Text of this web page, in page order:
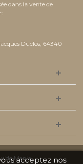
dans la vente de
Duclos, 64340
acceptez nos
Mania